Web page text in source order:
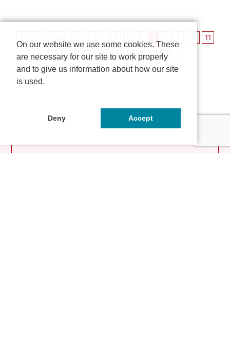
11
... 30 ... 最後 »
On our website we use some cookies. These
are necessary for our site to work properly
and to give us information about how our site
is used.
Deny Accept